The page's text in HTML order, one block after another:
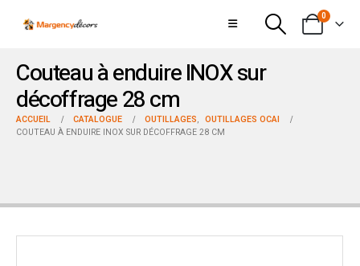
0
Couteau à enduire INOX sur
décoffrage 28 cm
ACCUEIL CATALOGUE OUTILLAGES, OUTILLAGES OCAI
COUTEAU À ENDUIRE INOX SUR DÉCOFFRAGE 28 CM